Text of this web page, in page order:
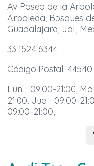
Av Paseo de la
Arboleda, Bosques
Guadalajara, Jal.,
33 1524 6344
Código Postal: 44540
Lun. : 09:00-21:00,
21:00, Jue. : 09:00-
09:00-21:00,